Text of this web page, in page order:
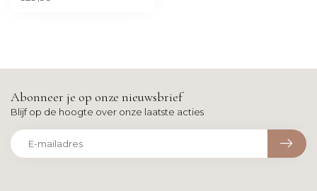
Abonneer je op onze nieuwsbrief
Blijf op de hoogte over onze laatste acties